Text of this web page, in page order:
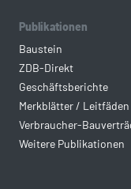
Publikationen
Baustein
ZDB-Direkt
Geschäftsberichte
Merkblätter / Leitfäden
Verbraucher-
Weitere Publikationen